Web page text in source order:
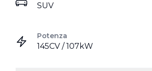
SUV
Potenza
145CV / 107kW